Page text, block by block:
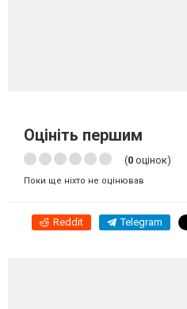
Оцініть першим
(0 оцінок)
Поки ще ніхто не оцінював
Reddit Telegram